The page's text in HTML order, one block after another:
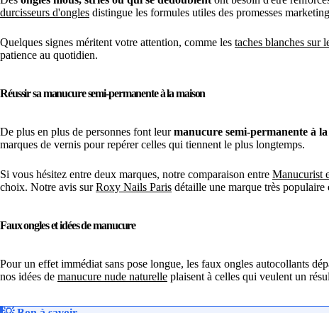
durcisseurs d'ongles distingue les formules utiles des promesses
Quelques signes méritent votre attention, comme les taches blanches sur
patience au quotidien.
Réussir sa manucure semi-permanente à la maison
De plus en plus de personnes font leurmanucure semi-permanente à
marques de vernis pour repérer celles qui tiennent le plus longtemps.
Si vous hésitez entre deux marques, notre comparaison entre Manucurist
choix. Notre avis surRoxy Nails Paris détaille une marque très
Faux ongles et idées de manucure
Pour un effet immédiat sans pose longue, les faux ongles autocollants
nos idées de manucure nude naturelle plaisent à celles qui veulent un